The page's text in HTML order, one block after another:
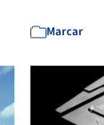
Marcar